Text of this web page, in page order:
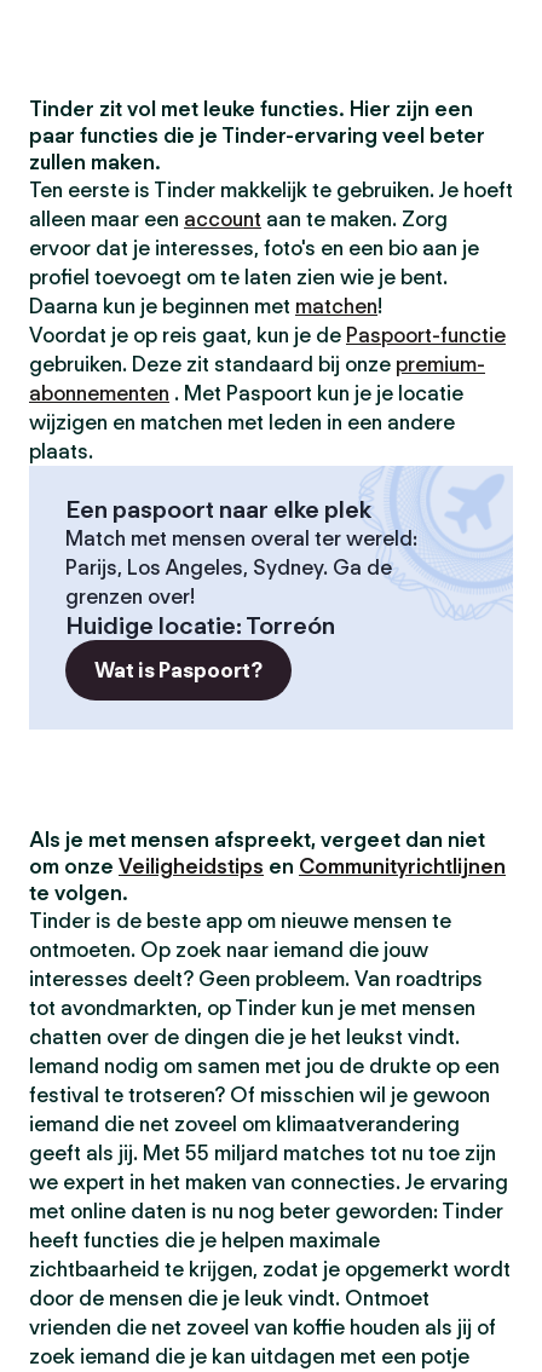
Tinder zit vol met leuke functies. Hier zijn een
paar functies die je Tinder-ervaring veel beter
zullen maken.
Ten eerste is Tinder makkelijk te gebruiken. Je hoeft
alleen maar een account aan te maken. Zorg
ervoor dat je interesses, foto's en een bio aan je
profiel toevoegt om te laten zien wie je bent.
Daarna kun je beginnen met matchen!
Voordat je op reis gaat, kun je de Paspoort-functie
gebruiken. Deze zit standaard bij onze premium-
abonnementen . Met Paspoort kun je je locatie
wijzigen en matchen met leden in een andere
plaats.
Een paspoort naar elke plek
Match met mensen overal ter wereld:
Parijs, Los Angeles, Sydney. Ga de
grenzen over!
Huidige locatie: Torreón
Wat is Paspoort?
Als je met mensen afspreekt, vergeet dan niet
om onze Veiligheidstips en Communityrichtlijnen
te volgen.
Tinder is de beste app om nieuwe mensen te
ontmoeten. Op zoek naar iemand die jouw
interesses deelt? Geen probleem. Van roadtrips
tot avondmarkten, op Tinder kun je met mensen
chatten over de dingen die je het leukst vindt.
Iemand nodig om samen met jou de drukte op een
festival te trotseren? Of misschien wil je gewoon
iemand die net zoveel om klimaatverandering
geeft als jij. Met 55 miljard matches tot nu toe zijn
we expert in het maken van connecties. Je ervaring
met online daten is nu nog beter geworden: Tinder
heeft functies die je helpen maximale
zichtbaarheid te krijgen, zodat je opgemerkt wordt
door de mensen die je leuk vindt. Ontmoet
vrienden die net zoveel van koffie houden als jij of
zoek iemand die je kan uitdagen met een potje